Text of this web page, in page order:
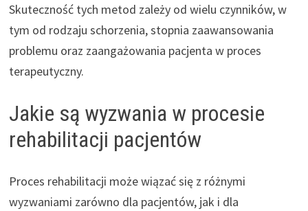
Skuteczność tych metod zależy od wielu czynników, w
tym od rodzaju schorzenia, stopnia zaawansowania
problemu oraz zaangażowania pacjenta w proces
terapeutyczny.
Jakie są wyzwania w procesie
rehabilitacji pacjentów
Proces rehabilitacji może wiązać się z różnymi
wyzwaniami zarówno dla pacjentów, jak i dla